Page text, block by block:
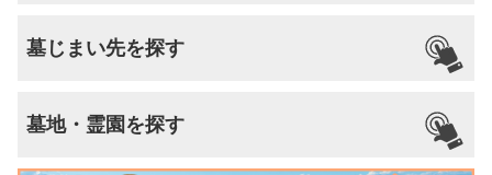
墓じまい先を探す
墓地・霊園を探す